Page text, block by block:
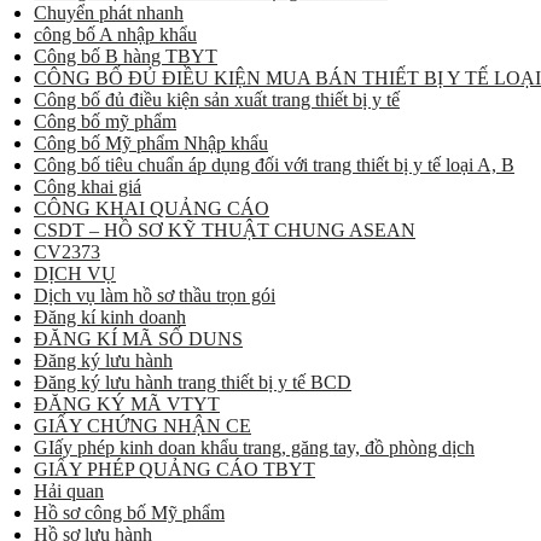
Chuyển phát nhanh
công bố A nhập khẩu
Công bố B hàng TBYT
CÔNG BỐ ĐỦ ĐIỀU KIỆN MUA BÁN THIẾT BỊ Y TẾ
Công bố đủ điều kiện sản xuất trang thiết bị y tế
Công bố mỹ phẩm
Công bố Mỹ phẩm Nhập khẩu
Công bố tiêu chuẩn áp dụng đối với trang thiết bị y tế loại A, B
Công khai giá
CÔNG KHAI QUẢNG CÁO
CSDT – HỒ SƠ KỸ THUẬT CHUNG ASEAN
CV2373
DỊCH VỤ
Dịch vụ làm hồ sơ thầu trọn gói
Đăng kí kinh doanh
ĐĂNG KÍ MÃ SỐ DUNS
Đăng ký lưu hành
Đăng ký lưu hành trang thiết bị y tế BCD
ĐĂNG KÝ MÃ VTYT
GIẤY CHỨNG NHẬN CE
GIấy phép kinh doan khẩu trang, găng tay, đồ phòng dịch
GIẤY PHÉP QUẢNG CÁO TBYT
Hải quan
Hồ sơ công bố Mỹ phẩm
Hồ sơ lưu hành